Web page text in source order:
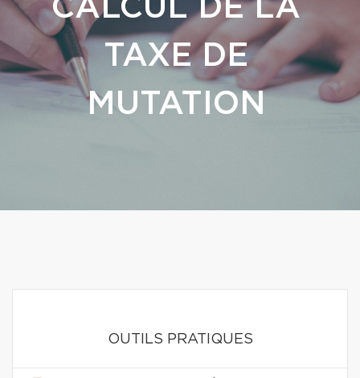
CALCUL DE LA
TAXE DE
MUTATION
OUTILS PRATIQUES